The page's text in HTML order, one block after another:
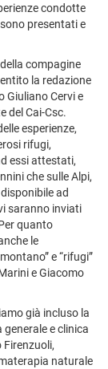
condotte
presentati e
compagine
la redazione
Giuliano Cervi e
del Cai-Csc.
esperienze,
rifugi,
essi attestati,
che sulle Alpi,
ad
saranno inviati
quanto
le
e “rifugi”
e Giacomo
già incluso la
e clinica
Firenzuoli,
naturale